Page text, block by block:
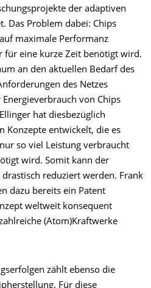
der adaptiven
Das Problem dabei: Chips
maximale Performanz
eine kurze Zeit benötigt wird.
an den aktuellen Bedarf des
des Netzes
von Chips
hat diesbezüglich
Konzepte entwickelt, die es
so viel Leistung verbraucht
wird. Somit kann der
reduziert werden. Frank
dazu bereits ein Patent
weltweit konsequent
(Atom)Kraftwerke
zählt ebenso die
Für diese